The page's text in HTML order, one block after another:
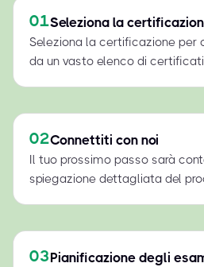
01Seleziona la
Seleziona la certificazione per
da un vasto elenco di
02Connettiti con noi
Il tuo prossimo passo sarà
spiegazione dettagliata del
03Pianificazione degli